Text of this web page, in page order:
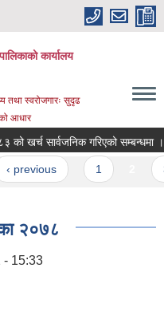
कार्यालय
तथा स्वरोजगारः सुदृढ
आधार
सार्वजनिक गरिएको सम्बन्धमा ।
२०७८
- 15:33